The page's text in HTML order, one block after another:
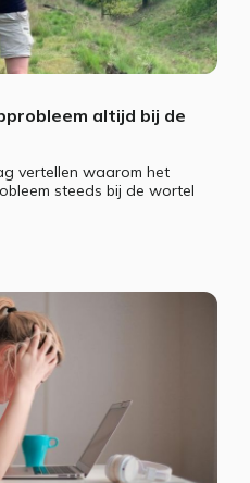
altijd bij de
vertellen waarom het
steeds bij de wortel